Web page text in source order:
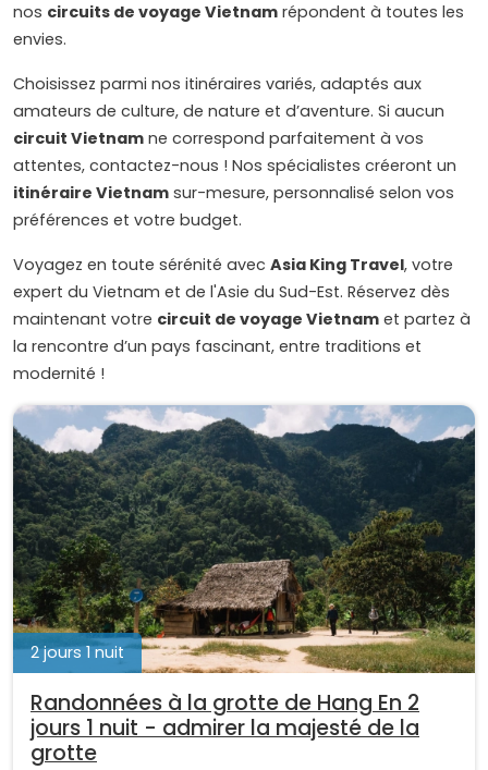
nos circuits de voyage Vietnam répondent à toutes les
envies.
Choisissez parmi nos itinéraires variés, adaptés aux
amateurs de culture, de nature et d’aventure. Si aucun
circuit Vietnam ne correspond parfaitement à vos
attentes, contactez-nous ! Nos spécialistes créeront un
itinéraire Vietnam sur-mesure, personnalisé selon vos
préférences et votre budget.
Voyagez en toute sérénité avec Asia King Travel, votre
expert du Vietnam et de l'Asie du Sud-Est. Réservez dès
maintenant votre circuit de voyage Vietnam et partez à
la rencontre d’un pays fascinant, entre traditions et
modernité !
2 jours 1 nuit
Randonnées à la grotte de Hang En 2
jours 1 nuit - admirer la majesté de la
grotte